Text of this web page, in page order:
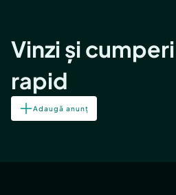
Vinzi și
rapid
Adaugă anunț